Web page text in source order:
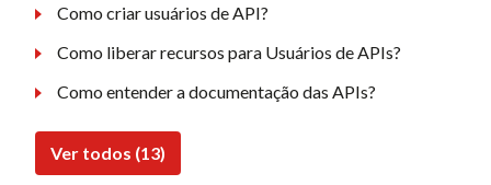
Como criar usuários de API?
Como liberar recursos para Usuários de APIs?
Como entender a documentação das APIs?
Ver todos (13)